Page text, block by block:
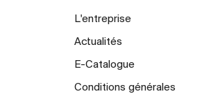
L'entreprise
Actualités
E-Catalogue
Conditions générales